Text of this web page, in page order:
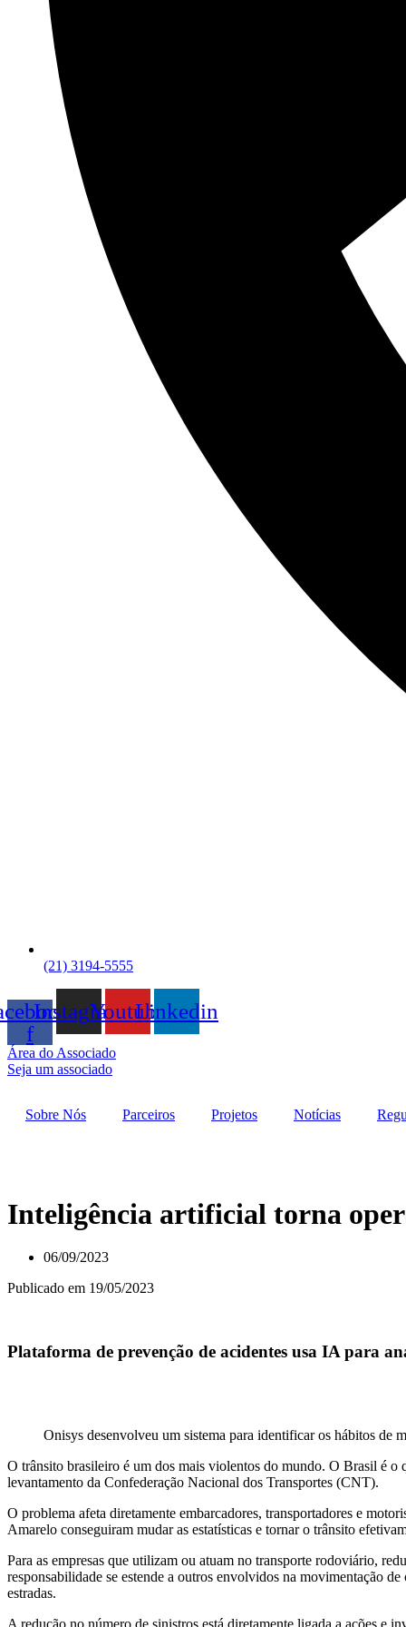
(21) 3194-5555
f
InstagramYoutubeLinkedin
Área do Associado
Seja um associado
Sobre Nós Parceiros Projetos Notícias
Inteligência artificial torna
06/09/2023
Publicado em 19/05/2023
Plataforma de prevenção de acidentes usa IA para
Onisys desenvolveu um sistema para identificar os hábitos de
O trânsito brasileiro é um dos mais violentos do mundo. O Brasil é o
levantamento da Confederação Nacional dos Transportes (CNT).
O problema afeta diretamente embarcadores, transportadores e
Amarelo conseguiram mudar as estatísticas e tornar o trânsito
Para as empresas que utilizam ou atuam no transporte rodoviário,
responsabilidade se estende a outros envolvidos na movimentação
estradas.
A redução no número de sinistros está diretamente ligada a ações e